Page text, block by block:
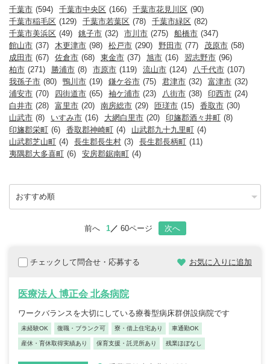
千葉市 (594) 千葉市中央区 (166) 千葉市花見川区 (90)
千葉市稲毛区 (129) 千葉市若葉区 (78) 千葉市緑区 (82)
千葉市美浜区 (49) 銚子市 (32) 市川市 (275) 船橋市 (347)
館山市 (37) 木更津市 (98) 松戸市 (290) 野田市 (77) 茂原市 (58)
成田市 (67) 佐倉市 (68) 東金市 (37) 旭市 (16) 習志野市 (96)
柏市 (271) 勝浦市 (8) 市原市 (119) 流山市 (124) 八千代市 (107)
我孫子市 (80) 鴨川市 (19) 鎌ケ谷市 (75) 君津市 (32) 富津市 (32)
浦安市 (70) 四街道市 (65) 袖ケ浦市 (23) 八街市 (38) 印西市 (24)
白井市 (28) 富里市 (20) 南房総市 (29) 匝瑳市 (15) 香取市 (30)
山武市 (8) いすみ市 (16) 大網白里市 (20) 印旛郡酒々井町 (8)
印旛郡栄町 (6) 香取郡神崎町 (4) 山武郡九十九里町 (4)
山武郡芝山町 (4) 長生郡長生村 (3) 長生郡長柄町 (11)
夷隅郡大多喜町 (6) 安房郡鋸南町 (4)
前へ 1 60ページ 次へ
チェックして問合せ・応募する お気に入りに追加
医療法人 博正会 北条病院
ワークバランスを大切にしている療養型病床群併設病院です
未経験OK 復職・ブランク可 寮・借上住宅あり 車通勤OK
産休・育休取得実績あり 保育支援・託児所あり 残業ほぼなし